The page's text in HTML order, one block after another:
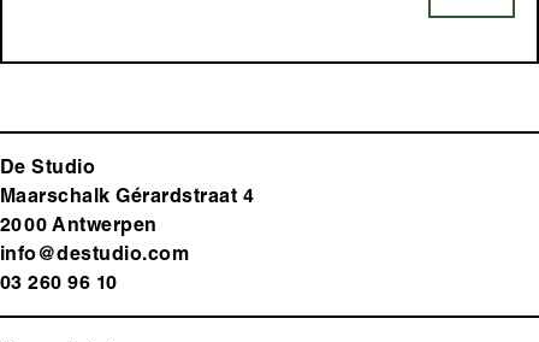
De Studio
Maarschalk Gérardstraat 4
2000 Antwerpen
info@destudio.com
03 260 96 10